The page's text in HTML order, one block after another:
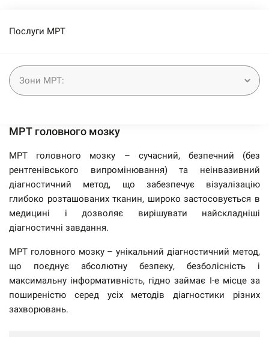
Послуги МРТ
МРТ головного мозку
МРТ головного мозку – сучасний, безпечний (без
рентгенівського випромінювання) та неінвазивний
діагностичний метод, що забезпечує візуалізацію
глибоко розташованих тканин, широко застосовується в
медицині і дозволяє вирішувати найскладніші
діагностичні завдання.
МРТ головного мозку – унікальний діагностичний метод,
що поєднує абсолютну безпеку, безболісність і
максимальну інформативність, гідно займає I-е місце за
поширеністю серед усіх методів діагностики різних
захворювань.